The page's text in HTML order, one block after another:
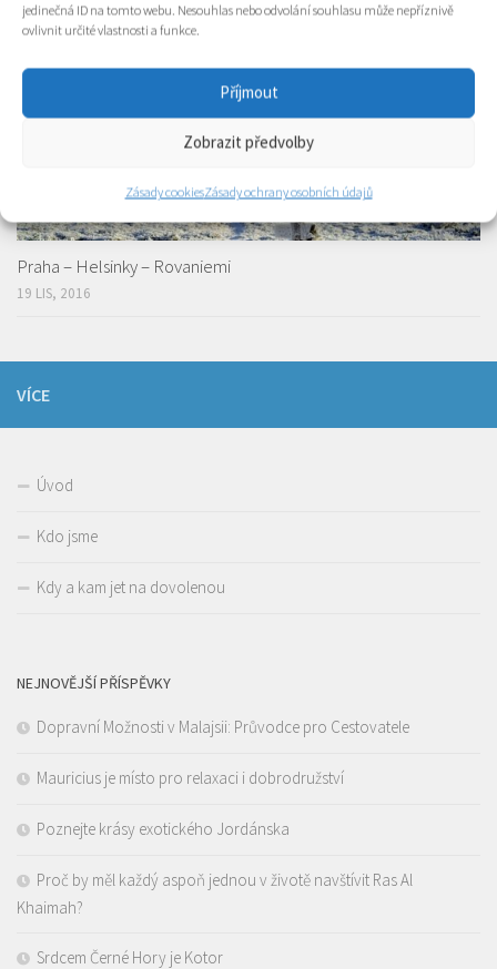
jedinečná ID na tomto webu. Nesouhlas nebo odvolání souhlasu může nepříznivě
ovlivnit určité vlastnosti a funkce.
Příjmout
Zobrazit předvolby
Zásady cookiesZásady ochrany osobních údajů
Praha – Helsinky – Rovaniemi
19 LIS, 2016
VÍCE
Úvod
Kdo jsme
Kdy a kam jet na dovolenou
NEJNOVĚJŠÍ PŘÍSPĚVKY
Dopravní Možnosti v Malajsii: Průvodce pro Cestovatele
Mauricius je místo pro relaxaci i dobrodružství
Poznejte krásy exotického Jordánska
Proč by měl každý aspoň jednou v životě navštívit Ras Al
Khaimah?
Srdcem Černé Hory je Kotor